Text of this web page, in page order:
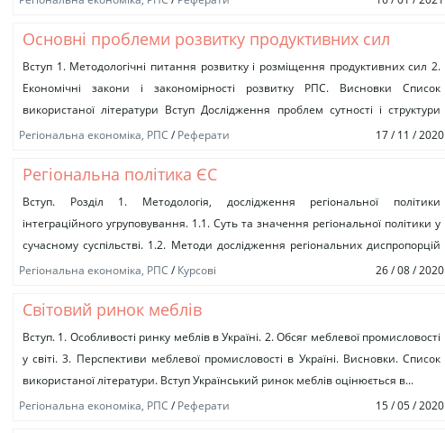
Основні проблеми розвитку продуктивних сил
України та її регіонів
Вступ 1. Методологічні питання розвитку і розміщення продуктивних сил 2.
Економічні закони і закономірності розвитку РПС. Висновки Список
використаної літератури Вступ Дослідження проблем сутності і структури
продуктивних сил знайшли...
Регіональна економіка, РПС /Реферати 17 / 11 / 2020
Регіональна політика ЄС
Вступ. Розділ 1. Методологія, дослідження регіональної політики
інтеграційного угруповування. 1.1. Суть та значення регіональної політики у
сучасному суспільстві. 1.2. Методи дослідження регіональних диспропорцій
GSP, GDP of region, personal income....
Регіональна економіка, РПС /Курсові 26 / 08 / 2020
Світовий ринок меблів
Вступ. 1. Особливості ринку меблів в Україні. 2. Обсяг меблевої промисловості
у світі. 3. Перспективи меблевої промисловості в Україні. Висновки. Список
використаної літератури. Вступ Український ринок меблів оцінюється в...
Регіональна економіка, РПС /Реферати 15 / 05 / 2020